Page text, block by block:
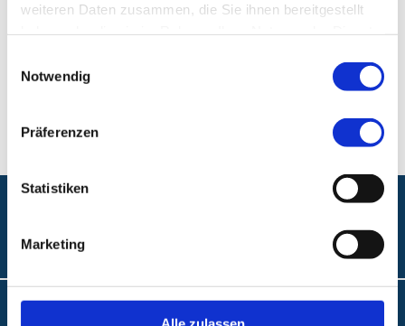
weiteren Daten zusammen, die Sie ihnen bereitgestellt
Notwendig
Präferenzen
Statistiken
Marketing
90471 Nürnberg
E-Mail: Kinderzentrum@klinikum-nuernberg.de